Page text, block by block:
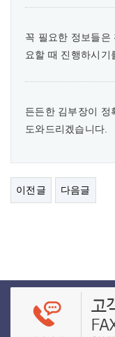
꼭 필요한 정보들은
요할 때 진행하시기
든든한 김부장이 정
도와드리겠습니다.
이전글 다음글